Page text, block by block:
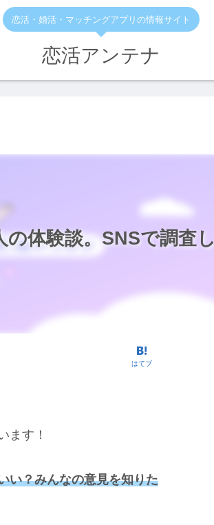
恋活・婚活・マッチングアプリの情報サイト
恋活アンテナ
体験談。SNSで調査し
はてブ
ます！
い？みんなの意見を知りた